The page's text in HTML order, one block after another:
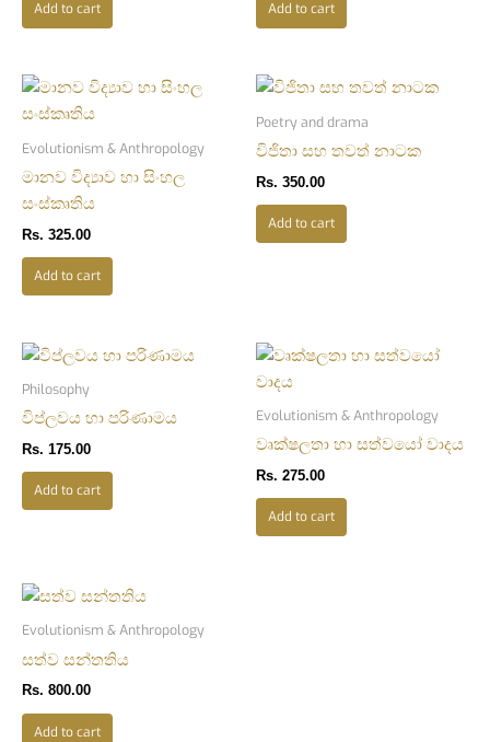
Add to cart Add to cart
Evolutionism & Anthropology
මානව විද්‍යාව හා සිංහල
සංස්කෘතිය
Rs. 325.00
Add to cart
Poetry and drama
විජිතා සහ තවත් නාටක
Rs. 350.00
Add to cart
Philosophy
විප්ලවය හා පරිණාමය
Rs. 175.00
Add to cart
Evolutionism & Anthropology
වෘක්ෂලතා හා සත්වයෝ වාදය
Rs. 275.00
Add to cart
Evolutionism & Anthropology
සත්ව සන්තතිය
Rs. 800.00
Add to cart